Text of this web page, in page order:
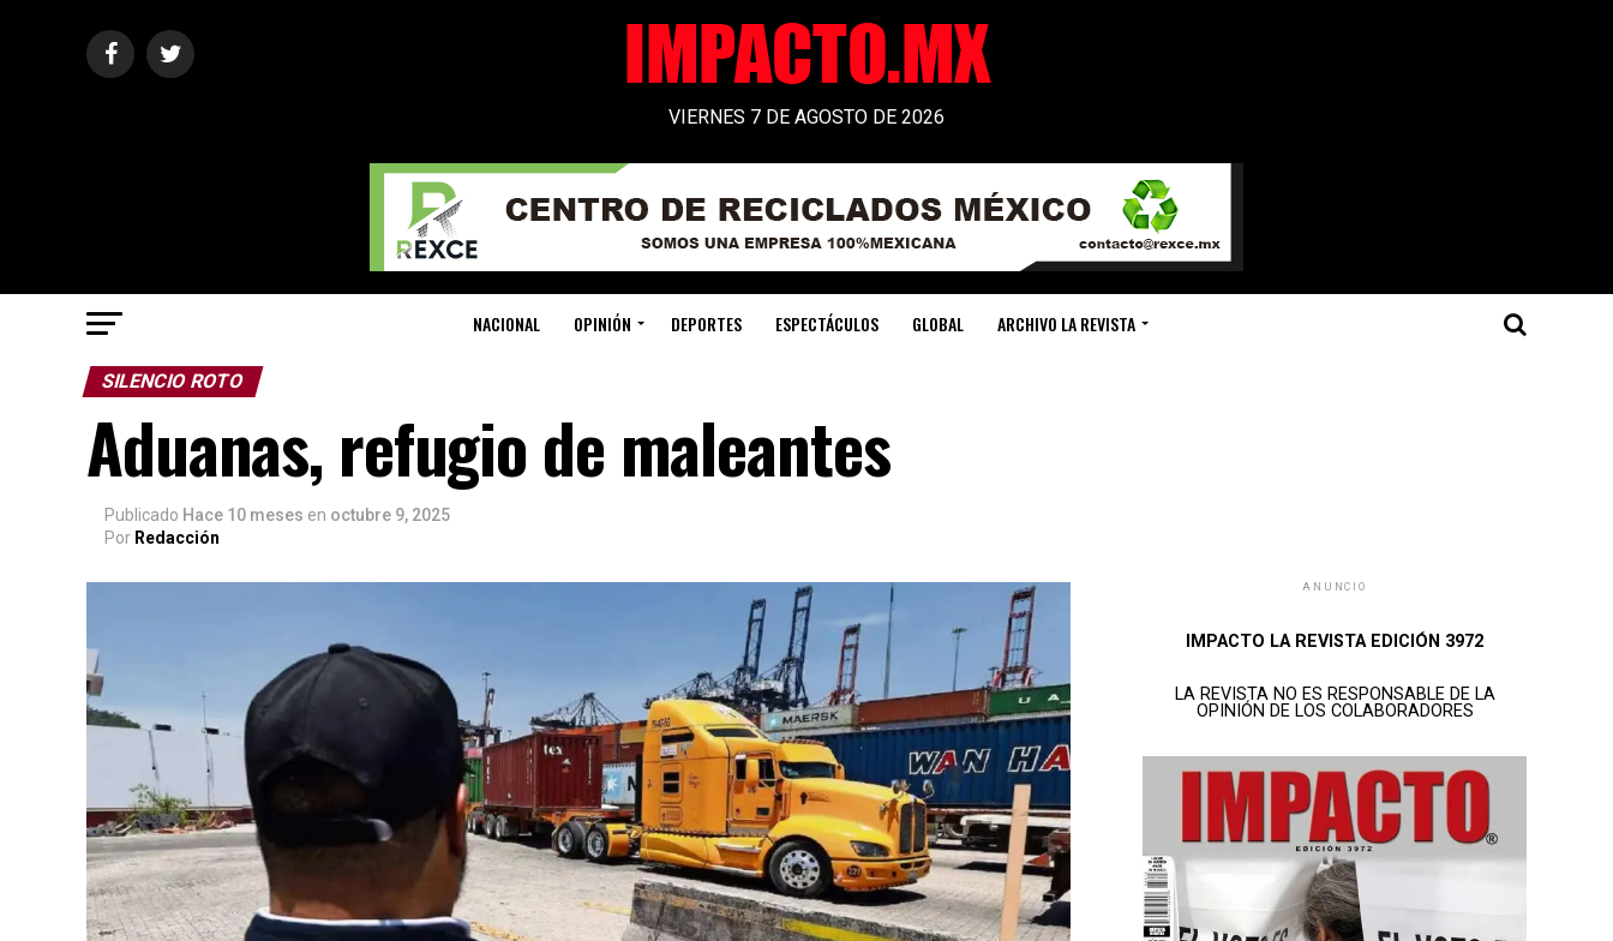
VIERNES 7 DE AGOSTO DE 2026
NACIONAL OPINIÓN DEPORTES ESPECTÁCULOS GLOBAL ARCHIVO LA REVISTA
SILENCIO ROTO
Aduanas, refugio de maleantes
Publicado Hace 10 meses en octubre 9, 2025
Por Redacción
ANUNCIO
IMPACTO LA REVISTA EDICIÓN 3972
LA REVISTA NO ES RESPONSABLE DE LA
OPINIÓN DE LOS COLABORADORES